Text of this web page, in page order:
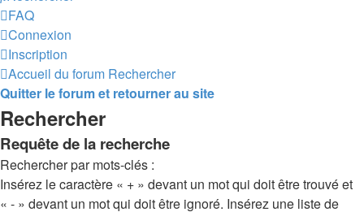
FAQ
Connexion
Inscription
Accueil du forum Rechercher
Quitter le forum et retourner au site
Rechercher
Requête de la recherche
Rechercher par mots-clés :
Insérez le caractère « + » devant un mot qui doit être trouvé et
« - » devant un mot qui doit être ignoré. Insérez une liste de